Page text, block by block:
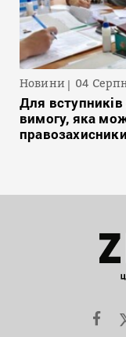
Новини 04
Для вступників
вимогу, яка
правозахисники